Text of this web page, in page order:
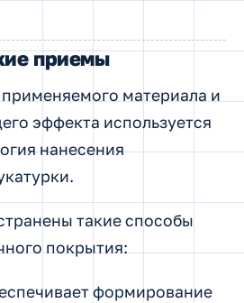
приемы
материала и
эффекта используется
нанесения
такие способы
покрытия:
формирование